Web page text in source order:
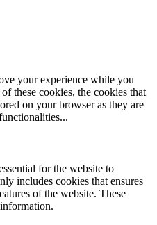
your experience while you
these cookies, the cookies that
on your browser as they are
...
for the website to
includes cookies that ensures
of the website. These